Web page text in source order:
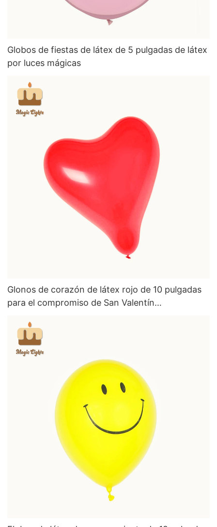
Globos de fiestas de látex de 5 pulgadas de látex
por luces mágicas
Glonos de corazón de látex rojo de 10 pulgadas
para el compromiso de San Valentín
Lights